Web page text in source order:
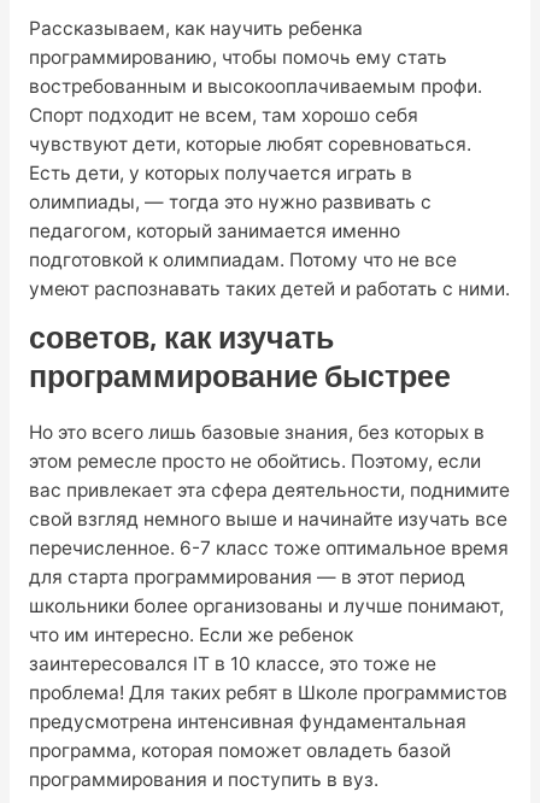
Рассказываем, как научить ребенка
программированию, чтобы помочь ему стать
востребованным и высокооплачиваемым профи.
Спорт подходит не всем, там хорошо себя
чувствуют дети, которые любят соревноваться.
Есть дети, у которых получается играть в
олимпиады, — тогда это нужно развивать с
педагогом, который занимается именно
подготовкой к олимпиадам. Потому что не все
умеют распознавать таких детей и работать с ними.
советов, как изучать
программирование быстрее
Но это всего лишь базовые знания, без которых в
этом ремесле просто не обойтись. Поэтому, если
вас привлекает эта сфера деятельности, поднимите
свой взгляд немного выше и начинайте изучать все
перечисленное. 6-7 класс тоже оптимальное время
для старта программирования — в этот период
школьники более организованы и лучше понимают,
что им интересно. Если же ребенок
заинтересовался IT в 10 классе, это тоже не
проблема! Для таких ребят в Школе программистов
предусмотрена интенсивная фундаментальная
программа, которая поможет овладеть базой
программирования и поступить в вуз.